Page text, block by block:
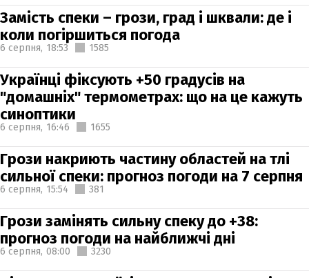
Замість спеки – грози, град і шквали: де і
коли погіршиться погода
6 серпня, 18:53 1585
Українці фіксують +50 градусів на
"домашніх" термометрах: що на це кажуть
синоптики
6 серпня, 16:46 1655
Грози накриють частину областей на тлі
сильної спеки: прогноз погоди на 7 серпня
6 серпня, 15:54 381
Грози замінять сильну спеку до +38:
прогноз погоди на найближчі дні
6 серпня, 08:00 3230